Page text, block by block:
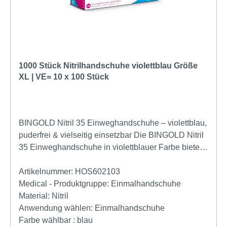
Verordnung (EU) 2016/425 EN ISO 21420:2020 EN
Hygiene und Komfort setzen.
1000 Stück Nitrilhandschuhe violettblau Größe
XL | VE= 10 x 100 Stück
BINGOLD Nitril 35 Einweghandschuhe – violettblau,
puderfrei & vielseitig einsetzbar Die BINGOLD Nitril
35 Einweghandschuhe in violettblauer Farbe bieten
Griffigkeit und maximalen Tragekomfort. Ob im
Labor, in der Pflege, in der Lebensmittelindustrie
oder bei Reinigungsarbeiten – dieser hochwertige
Nitrilhandschuh überzeugt durch seine vielseitigen
Einsatzmöglichkeiten und seine hohe Qualität.
Artikelnummer: HOS602103
Medical - Produktgruppe: Einmalhandschuhe
Material: Nitril
Anwendung wählen: Einmalhandschuhe
Farbe wählbar : blau